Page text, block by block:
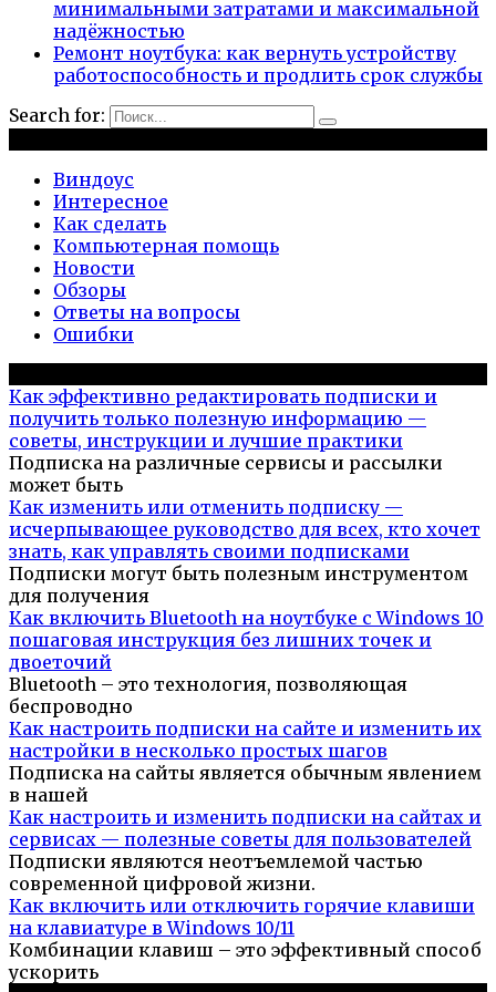
минимальными затратами и максимальной
надёжностью
Ремонт ноутбука: как вернуть устройству
работоспособность и продлить срок службы
Search for:
Виндоус
Интересное
Как сделать
Компьютерная помощь
Новости
Обзоры
Ответы на вопросы
Ошибки
Как эффективно редактировать подписки и
получить только полезную информацию —
советы, инструкции и лучшие практики
Подписка на различные сервисы и рассылки
может быть
Как изменить или отменить подписку —
исчерпывающее руководство для всех, кто хочет
знать, как управлять своими подписками
Подписки могут быть полезным инструментом
для получения
Как включить Bluetooth на ноутбуке с Windows 10
пошаговая инструкция без лишних точек и
двоеточий
Bluetooth – это технология, позволяющая
беспроводно
Как настроить подписки на сайте и изменить их
настройки в несколько простых шагов
Подписка на сайты является обычным явлением
в нашей
Как настроить и изменить подписки на сайтах и
сервисах — полезные советы для пользователей
Подписки являются неотъемлемой частью
современной цифровой жизни.
Как включить или отключить горячие клавиши
на клавиатуре в Windows 10/11
Комбинации клавиш – это эффективный способ
ускорить